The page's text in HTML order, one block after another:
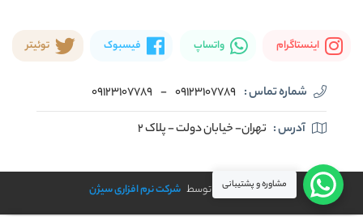
اینستاگرام واتساپ فیسبوک توئیتر
شماره تماس : 09123107789
-
09123107789
آدرس : تهران- خیابان دولت - پلاک ۲
طراحی و توسعه توسط شرکت نرم افزاری سیژن مشاوره و پشتیبانی